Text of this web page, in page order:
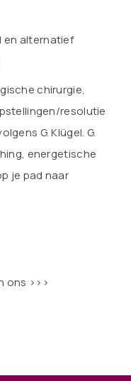
en alternatief
chirurgie,
resolutie
G. Klügel. G.
energetische
je pad naar
ons >>>